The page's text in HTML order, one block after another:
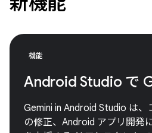
機能
Android Studio で
Gemini in Android Studio は
の修正、Android アプリ開発